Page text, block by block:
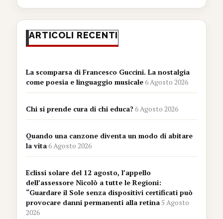
ARTICOLI RECENTI
La scomparsa di Francesco Guccini. La nostalgia
come poesia e linguaggio musicale6 Agosto 2026
Chi si prende cura di chi educa?6 Agosto 2026
Quando una canzone diventa un modo di abitare
la vita6 Agosto 2026
Eclissi solare del 12 agosto, l’appello
dell’assessore Nicolò a tutte le Regioni:
“Guardare il Sole senza dispositivi certificati può
provocare danni permanenti alla retina5 Agosto
2026